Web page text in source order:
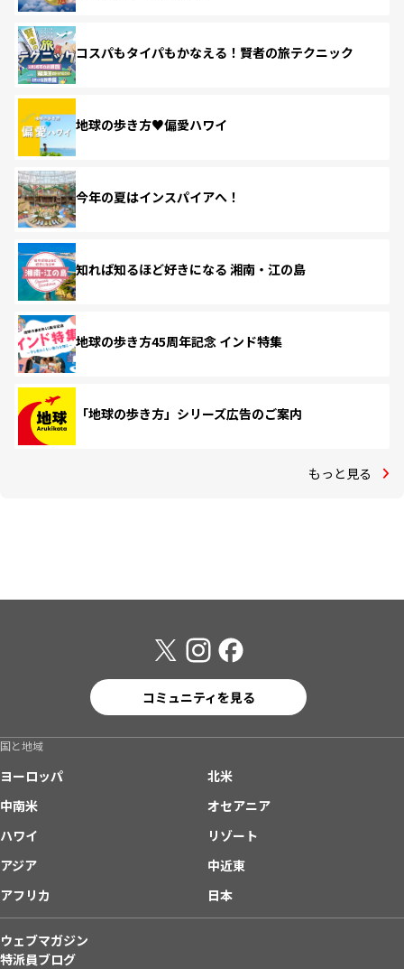
コスパもタイパもかなえる！賢者の旅テクニック
地球の歩き方♥偏愛ハワイ
今年の夏はインスパイアへ！
知れば知るほど好きになる 湘南・江の島
地球の歩き方45周年記念 インド特集
「地球の歩き方」シリーズ広告のご案内
もっと見る
コミュニティを見る
国と地域
ヨーロッパ
北米
中南米
オセアニア
ハワイ
リゾート
アジア
中近東
アフリカ
日本
ウェブマガジン
特派員ブログ